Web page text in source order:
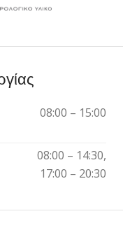
08:00 – 15:00
08:00 – 14:30,
17:00 – 20:30